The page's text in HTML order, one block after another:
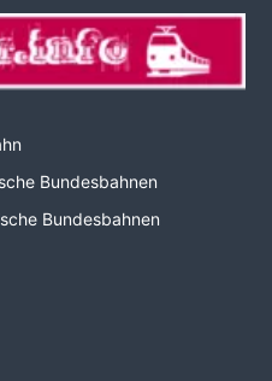
Bundesbahnen
Bundesbahnen